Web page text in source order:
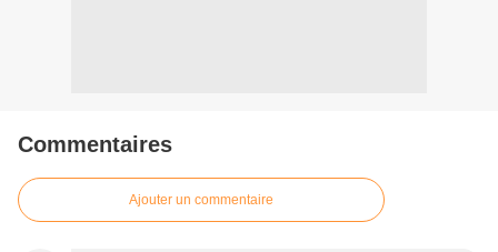
Commentaires
Ajouter un commentaire